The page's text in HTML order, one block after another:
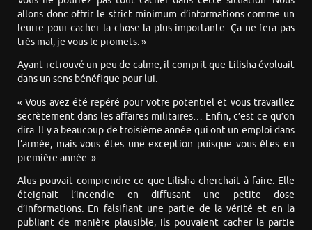
allons donc offrir le strict minimum d’informations comme un
leurre pour cacher la chose la plus importante. Ça ne fera pas
très mal, je vous le promets. »
Ayant retrouvé un peu de calme, il comprit que Lilisha évoluait
dans un sens bénéfique pour lui.
« Vous avez été repéré pour votre potentiel et vous travaillez
secrètement dans les affaires militaires… Enfin, c’est ce qu’on
dira. Il y a beaucoup de troisième année qui ont un emploi dans
l’armée, mais vous êtes une exception puisque vous êtes en
première année. »
Alus pouvait comprendre ce que Lilisha cherchait à faire. Elle
éteignait l’incendie en diffusant une petite dose
d’informations. En falsifiant une partie de la vérité et en la
publiant de manière plausible, ils pouvaient cacher la partie